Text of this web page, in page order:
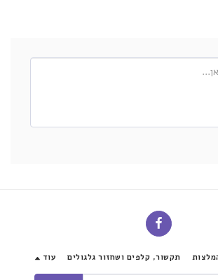
תקשור, קלפים ושחזור גלגולים עוד